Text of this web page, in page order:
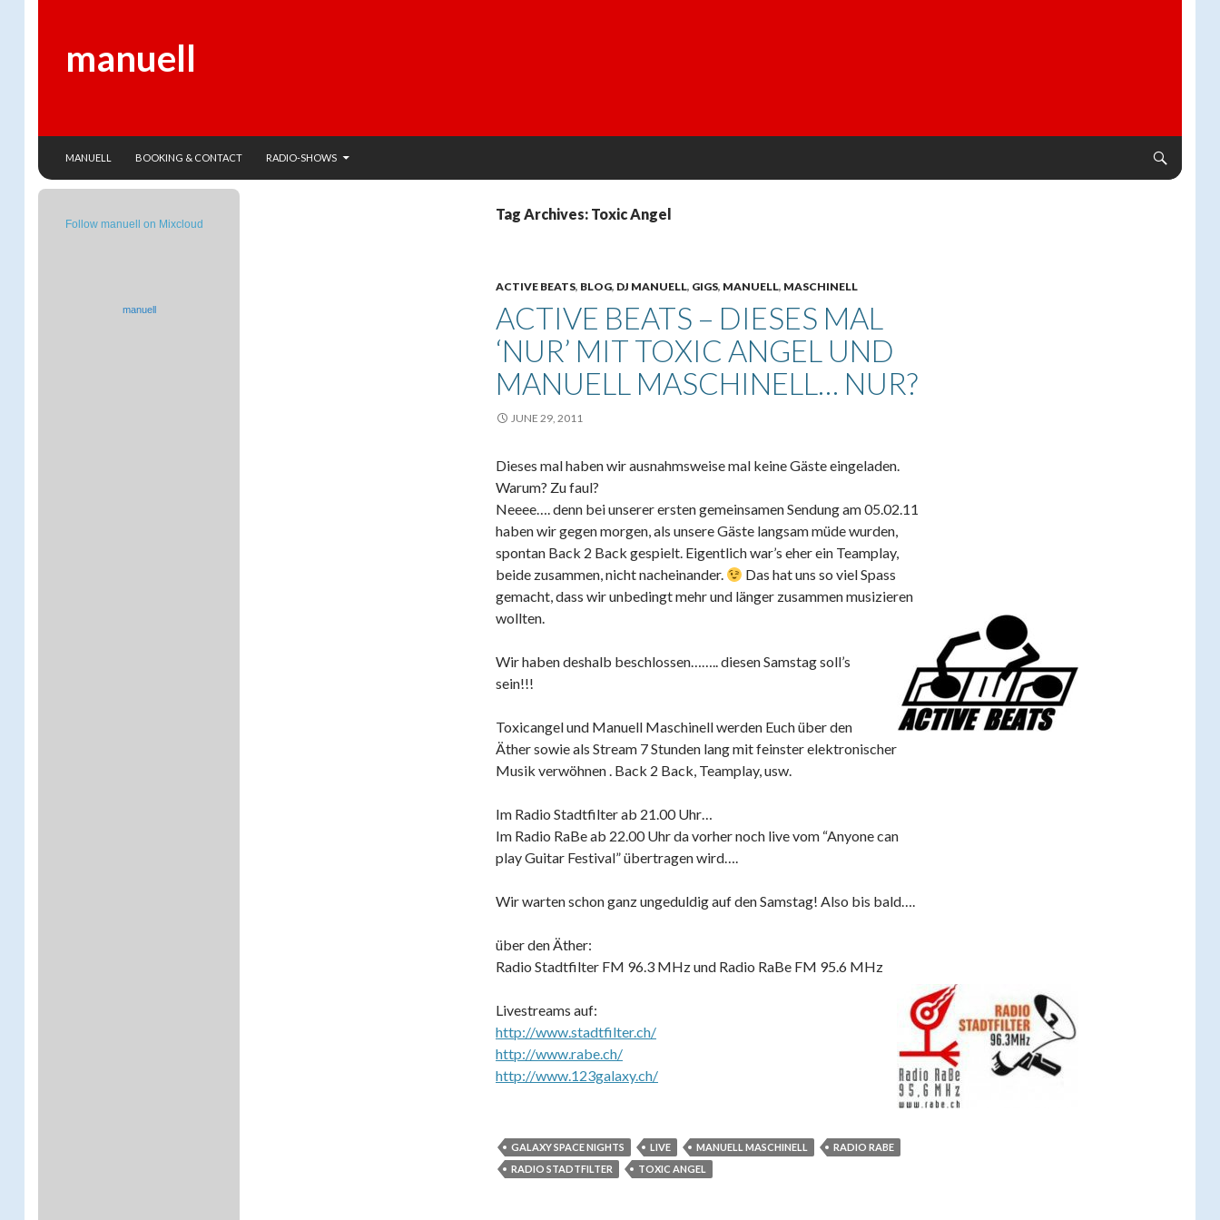
manuell
MANUELL
BOOKING & CONTACT RADIO-SHOWS
Tag Archives: Toxic Angel
ACTIVE BEATS, BLOG, DJ MANUELL, GIGS, MANUELL, MASCHINELL
ACTIVE BEATS – DIESES MAL
‘NUR’ MIT TOXIC ANGEL UND
MANUELL MASCHINELL… NUR?
JUNE 29, 2011
Dieses mal haben wir ausnahmsweise mal keine Gäste eingeladen.
Warum? Zu faul?
Neeee…. denn bei unserer ersten gemeinsamen Sendung am 05.02.11
haben wir gegen morgen, als unsere Gäste langsam müde wurden,
spontan Back 2 Back gespielt. Eigentlich war’s eher ein Teamplay,
beide zusammen, nicht nacheinander.
Das hat uns so viel Spass
gemacht, dass wir unbedingt mehr und länger zusammen musizieren
wollten.
Wir haben deshalb beschlossen…….. diesen Samstag soll’s
sein!!!
Toxicangel und Manuell Maschinell werden Euch über den
Äther sowie als Stream 7 Stunden lang mit feinster elektronischer
Musik verwöhnen . Back 2 Back, Teamplay, usw.
Im Radio Stadtfilter ab 21.00 Uhr…
Im Radio RaBe ab 22.00 Uhr da vorher noch live vom “Anyone can
play Guitar Festival” übertragen wird….
Wir warten schon ganz ungeduldig auf den Samstag! Also bis bald….
über den Äther:
Radio Stadtfilter FM 96.3 MHz und Radio RaBe FM 95.6 MHz
Livestreams auf:
http://www.stadtfilter.ch/
http://www.rabe.ch/
http://www.123galaxy.ch/
GALAXY SPACE NIGHTS LIVE MANUELL MASCHINELL
RADIO RABE
RADIO STADTFILTER
TOXIC ANGEL
Follow manuell on Mixcloud
manuell